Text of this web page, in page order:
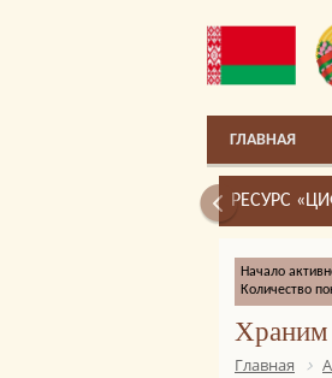
ГЛАВНАЯ
РЕСУРС
Начало
Количество
Храним
Главная